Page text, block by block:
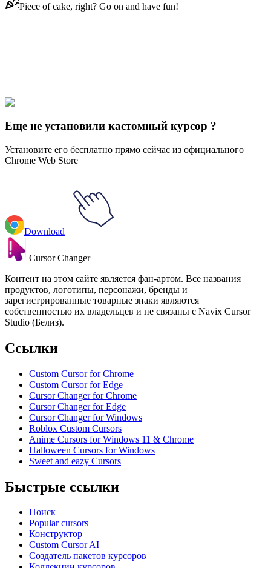
Piece of cake, right? Go on and have fun!
Explore All Collections
Еще не установили кастомный курсор ?
Установите его бесплатно прямо сейчас из официального
Chrome Web Store
Download
Cursor Changer
Контент на этом сайте является фан-артом. Все названия
продуктов, логотипы, персонажи, бренды и
зарегистрированные товарные знаки являются
собственностью их владельцев и не связаны с Navix Cursor
Studio (Белиз).
Ссылки
Custom Cursor for Chrome
Custom Cursor for Edge
Cursor Changer for Chrome
Cursor Changer for Edge
Cursor Changer for Windows
Roblox Custom Cursors
Anime Cursors for Windows 11 & Chrome
Halloween Cursors for Windows
Sweet and eazy Cursors
Быстрые ссылки
Поиск
Popular cursors
Конструктор
Custom Cursor AI
Создатель пакетов курсоров